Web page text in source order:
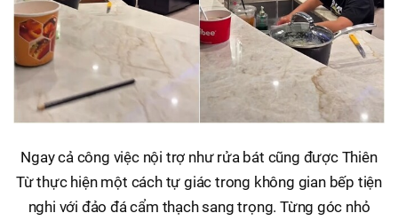
Ngay cả công việc nội trợ như rửa bát cũng được Thiên
Từ thực hiện một cách tự giác trong không gian bếp tiện
nghi với đảo đá cẩm thạch sang trọng. Từng góc nhỏ